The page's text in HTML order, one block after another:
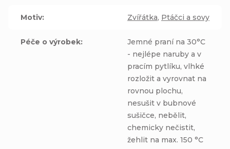
Motiv: Zvířátka, Ptáčci a sovy
Péče o výrobek:
Jemné praní na 30°C
- nejlépe naruby a v
pracím pytlíku, vlhké
rozložit a vyrovnat na
rovnou plochu,
nesušit v bubnové
sušičce, nebělit,
chemicky nečistit,
žehlit na max. 150 °C